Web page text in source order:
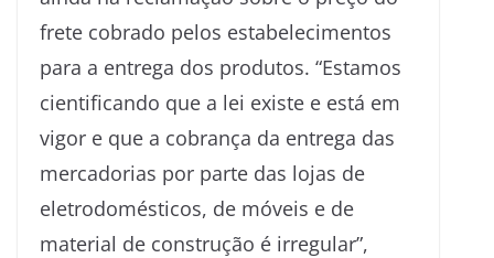
frete cobrado pelos estabelecimentos
para a entrega dos produtos. “Estamos
cientificando que a lei existe e está em
vigor e que a cobrança da entrega das
mercadorias por parte das lojas de
eletrodomésticos, de móveis e de
material de construção é irregular”,